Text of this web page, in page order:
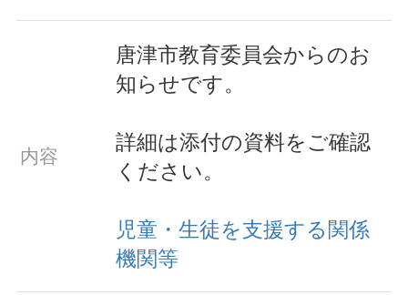
内容
唐津市教育委員会からのお
知らせです。
詳細は添付の資料をご確認
ください。
児童・生徒を支援する関係
機関等